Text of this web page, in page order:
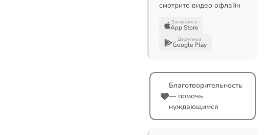
смотрите видео офлайн
Загрузите в
App Store
Доступно в
Google Play
Благотворительность
— помочь
нуждающимся